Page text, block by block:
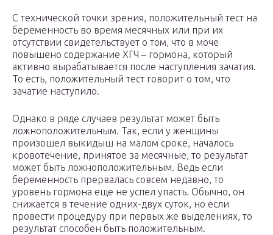
С технической точки зрения, положительный тест на
беременность во время месячных или при их
отсутствии свидетельствует о том, что в моче
повышено содержание ХГЧ – гормона, который
активно вырабатывается после наступления зачатия.
То есть, положительный тест говорит о том, что
зачатие наступило.
Однако в ряде случаев результат может быть
ложноположительным. Так, если у женщины
произошел выкидыш на малом сроке, началось
кровотечение, принятое за месячные, то результат
может быть ложноположительным. Ведь если
беременность прервалась совсем недавно, то
уровень гормона еще не успел упасть. Обычно, он
снижается в течение одних-двух суток, но если
провести процедуру при первых же выделениях, то
результат способен быть положительным.